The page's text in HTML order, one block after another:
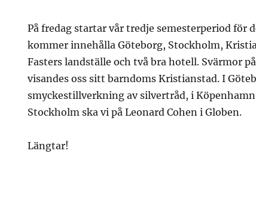
På fredag startar vår tredje semesterperiod för
kommer innehålla Göteborg, Stockholm,
Fasters landställe och två bra hotell. Svärmor
visandes oss sitt barndoms Kristianstad. I
smyckestillverkning av silvertråd, i
Stockholm ska vi på Leonard Cohen i Globen.
Längtar!